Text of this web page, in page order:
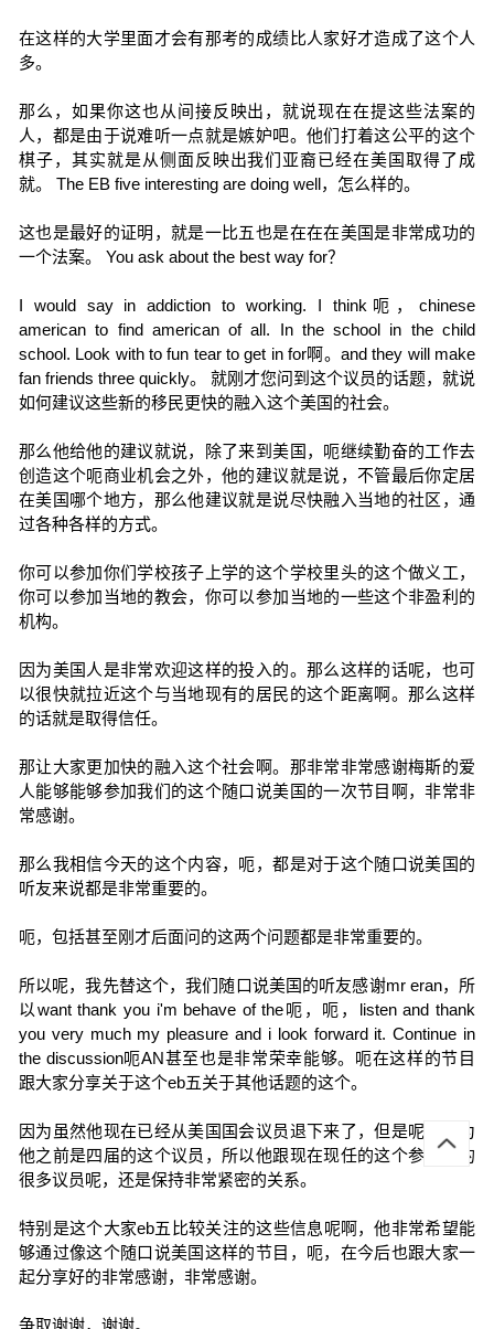
在这样的大学里面才会有那考的成绩比人家好才造成了这个人
多。
那么，如果你这也从间接反映出，就说现在在提这些法案的
人，都是由于说难听一点就是嫉妒吧。他们打着这公平的这个
棋子，其实就是从侧面反映出我们亚裔已经在美国取得了成
就。 The EB five interesting are doing well，怎么样的。
这也是最好的证明，就是一比五也是在在在美国是非常成功的
一个法案。 You ask about the best way for？
I would say in addiction to working. I think呃，chinese
american to find american of all. In the school in the child
school. Look with to fun tear to get in for啊。and they will make
fan friends three quickly。 就刚才您问到这个议员的话题，就说
如何建议这些新的移民更快的融入这个美国的社会。
那么他给他的建议就说，除了来到美国，呃继续勤奋的工作去
创造这个呃商业机会之外，他的建议就是说，不管最后你定居
在美国哪个地方，那么他建议就是说尽快融入当地的社区，通
过各种各样的方式。
你可以参加你们学校孩子上学的这个学校里头的这个做义工，
你可以参加当地的教会，你可以参加当地的一些这个非盈利的
机构。
因为美国人是非常欢迎这样的投入的。那么这样的话呢，也可
以很快就拉近这个与当地现有的居民的这个距离啊。那么这样
的话就是取得信任。
那让大家更加快的融入这个社会啊。那非常非常感谢梅斯的爱
人能够能够参加我们的这个随口说美国的一次节目啊，非常非
常感谢。
那么我相信今天的这个内容，呃，都是对于这个随口说美国的
听友来说都是非常重要的。
呃，包括甚至刚才后面问的这两个问题都是非常重要的。
所以呢，我先替这个，我们随口说美国的听友感谢mr eran，所
以want thank you i'm behave of the呃，呃，listen and thank
you very much my pleasure and i look forward it. Continue in
the discussion呃AN甚至也是非常荣幸能够。呃在这样的节目
跟大家分享关于这个eb五关于其他话题的这个。
因为虽然他现在已经从美国国会议员退下来了，但是呢，因为
他之前是四届的这个议员，所以他跟现在现任的这个参众两的
很多议员呢，还是保持非常紧密的关系。
特别是这个大家eb五比较关注的这些信息呢啊，他非常希望能
够通过像这个随口说美国这样的节目，呃，在今后也跟大家一
起分享好的非常感谢，非常感谢。
争取谢谢，谢谢。